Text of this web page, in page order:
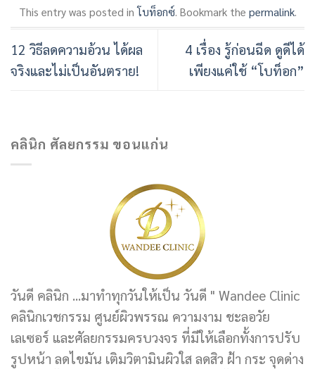
This entry was posted inโบท็อกซ์. Bookmark the permalink.
12 วิธีลดความอ้วน ได้ผล
จริงและไม่เป็นอันตราย!
4 เรื่อง รู้ก่อนฉีด ดูดีได้
เพียงแค่ใช้ “โบท็อก”
คลินิก ศัลยกรรม ขอนแก่น
วันดี คลินิก ...มาทำทุกวันให้เป็น วันดี " Wandee Clinic
คลินิกเวชกรรม ศูนย์ผิวพรรณ ความงาม ชะลอวัย
เลเซอร์ และศัลยกรรมครบวงจร ที่มีให้เลือกทั้งการปรับ
รูปหน้า ลดไขมัน เติมวิตามินผิวใส ลดสิว ฝ้า กระ จุดด่าง